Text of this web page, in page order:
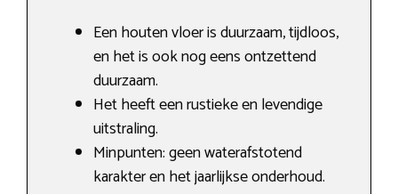
Een houten vloer is duurzaam, tijdloos,
en het is ook nog eens ontzettend
duurzaam.
Het heeft een rustieke en levendige
uitstraling.
Minpunten: geen waterafstotend
karakter en het jaarlijkse onderhoud.